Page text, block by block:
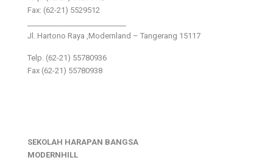
Fax: (62-21) 5529512
Jl. Hartono Raya ,Modernland – Tangerang 15117
Telp. (62-21) 55780936
Fax (62-21) 55780938
SEKOLAH HARAPAN BANGSA
MODERNHILL